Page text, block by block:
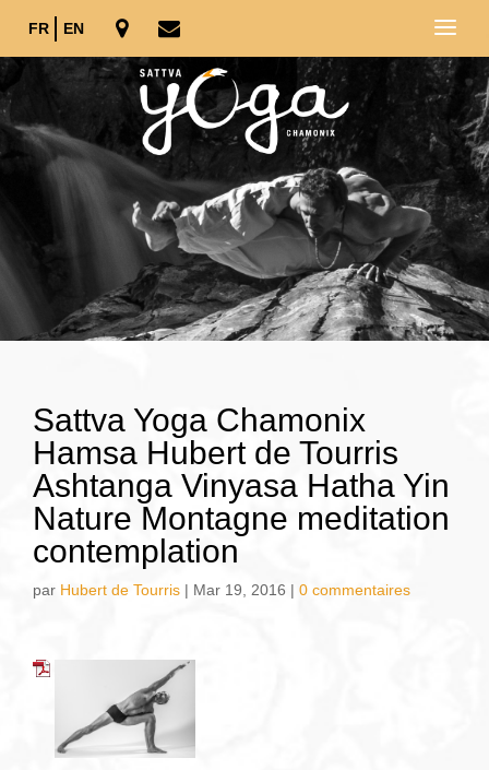
FR EN
Sattva Yoga Chamonix
Hamsa Hubert de Tourris
Ashtanga Vinyasa Hatha Yin
Nature Montagne meditation
contemplation
par Hubert de Tourris | Mar 19, 2016 | 0 commentaires